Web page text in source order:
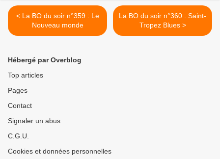
< La BO du soir n°359 : Le
Nouveau monde
La BO du soir n°360 : Saint-
Tropez Blues >
Hébergé par Overblog
Top articles
Pages
Contact
Signaler un abus
C.G.U.
Cookies et données personnelles